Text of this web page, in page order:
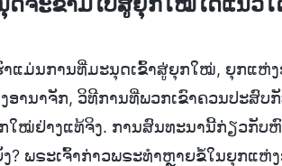
ແມ່ນການທີ່ມະນຸດເຂົ້າສູ່ຍຸກໃໝ່, ຍຸກແຫ່
ານາຈັກ, ວິທີການທີ່ພວກເຂົາຄວນປະສົບ
ໃໝ່ຢ່າງແທ້ຈິງ. ການສົນທະນານີ້ກ່ຽວກັບ
ພຣະເຈົ້າກ່າວພຣະທຳຫຼາຍຂໍ້ໃນຍຸກແຫ່ງ